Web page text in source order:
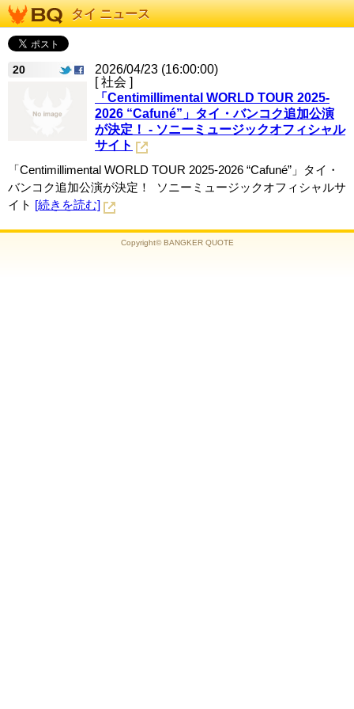
タイ ニュース
20
2026/04/23 (16:00:00)
[ 社会 ]
「Centimillimental WORLD TOUR 2025-
2026 “Cafuné”」タイ・バンコク追加公演
が決定！ - ソニーミュージックオフィシャル
サイト
「Centimillimental WORLD TOUR 2025-2026 “Cafuné”」タイ・
バンコク追加公演が決定！ ソニーミュージックオフィシャルサ
イト [続きを読む]
Copyright© BANGKER QUOTE